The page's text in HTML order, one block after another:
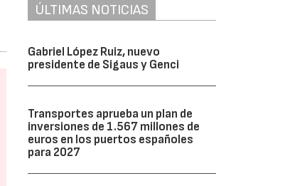
ÚLTIMAS NOTICIAS
Gabriel López Ruiz, nuevo
presidente de Sigaus y Genci
Transportes aprueba un plan de
inversiones de 1.567 millones de
euros en los puertos españoles
para 2027